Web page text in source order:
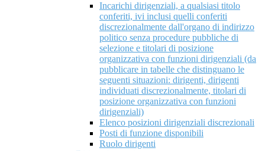
Incarichi dirigenziali, a qualsiasi titolo
conferiti, ivi inclusi quelli conferiti
discrezionalmente dall'organo di indirizzo
politico senza procedure pubbliche di
selezione e titolari di posizione
organizzativa con funzioni dirigenziali (da
pubblicare in tabelle che distinguano le
seguenti situazioni: dirigenti, dirigenti
individuati discrezionalmente, titolari di
posizione organizzativa con funzioni
dirigenziali)
Elenco posizioni dirigenziali discrezionali
Posti di funzione disponibili
Ruolo dirigenti